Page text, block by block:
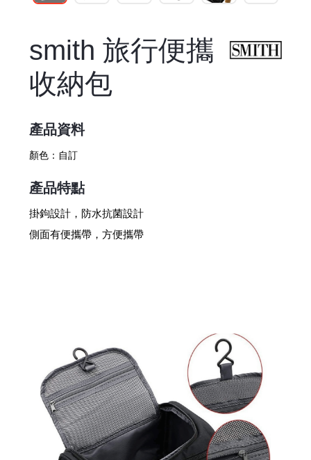
smith 旅行便攜
收納包
產品資料
顏色： 自訂
產品特點
掛鉤設計，防水抗菌設計
側面有便攜帶，方便攜帶